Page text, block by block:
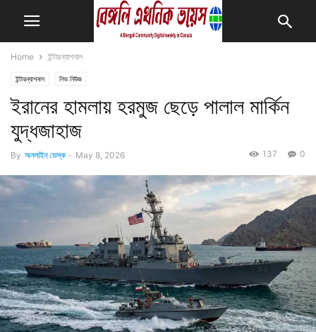
Home ইন্টারন্যাশনাল
ইন্টারন্যাশনাল লিড নিউজ
ইরানের হামলায় হরমুজ ছেড়ে পালাল মার্কিন
যুদ্ধজাহাজ
By অনলাইন ডেস্ক - May 8, 2026 0
137